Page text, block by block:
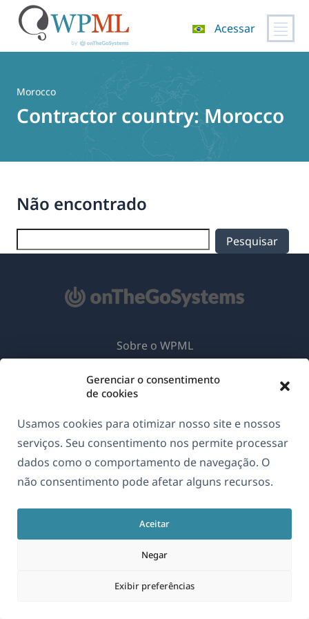
Gerenciar o consentimento
de cookies
Usamos cookies para otimizar nosso site e nossos
serviços. Seu consentimento nos permite processar
dados como o comportamento de navegação. O
não consentimento pode afetar alguns recursos.
Aceitar
Negar
Exibir preferências
Acessar
Morocco
Contractor country:Morocco
Não encontrado
© 2026OnTheGoSystems Limited(abre
Português
Sobre o WPML
Junte-se à nossa equipe
uma
nova
janela)
(abre
em
uma
nova
(abre
em
uma
nova
janela)
(abre
em
uma
nova
janela)